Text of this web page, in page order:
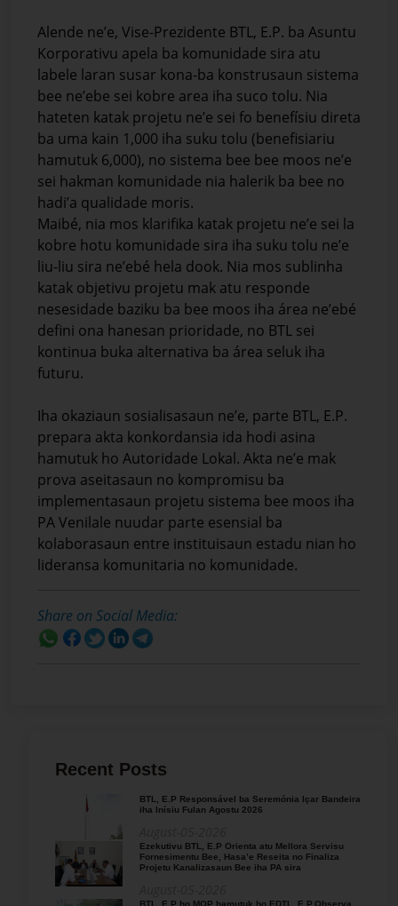
Alende ne’e, Vise-Prezidente BTL, E.P. ba Asuntu
Korporativu apela ba komunidade sira atu
labele laran susar kona-ba konstrusaun sistema
bee ne’ebe sei kobre area iha suco tolu. Nia
hateten katak projetu ne’e sei fo benefísiu direta
ba uma kain 1,000 iha suku tolu (benefisiariu
hamutuk 6,000), no sistema bee bee moos ne’e
sei hakman komunidade nia halerik ba bee no
hadi’a qualidade moris.
Maibé, nia mos klarifika katak projetu ne’e sei la
kobre hotu komunidade sira iha suku tolu ne’e
liu-liu sira ne’ebé hela dook. Nia mos sublinha
katak objetivu projetu mak atu responde
nesesidade baziku ba bee moos iha área ne’ebé
defini ona hanesan prioridade, no BTL sei
kontinua buka alternativa ba área seluk iha
futuru.
Iha okaziaun sosialisasaun ne’e, parte BTL, E.P.
prepara akta konkordansia ida hodi asina
hamutuk ho Autoridade Lokal. Akta ne’e mak
prova aseitasaun no kompromisu ba
implementasaun projetu sistema bee moos iha
PA Venilale nuudar parte esensial ba
kolaborasaun entre instituisaun estadu nian ho
lideransa komunitaria no komunidade.
Share on Social Media:
Recent Posts
BTL, E.P Responsável ba Seremónia Içar Bandeira
iha Inísiu Fulan Agostu 2026
Ezekutivu BTL, E.P Orienta atu Mellora Servisu
Fornesimentu Bee, Hasa’e Reseita no Finaliza
Projetu Kanalizasaun Bee iha PA sira
BTL, E.P ho MOP hamutuk ho EDTL, E.P,Observa